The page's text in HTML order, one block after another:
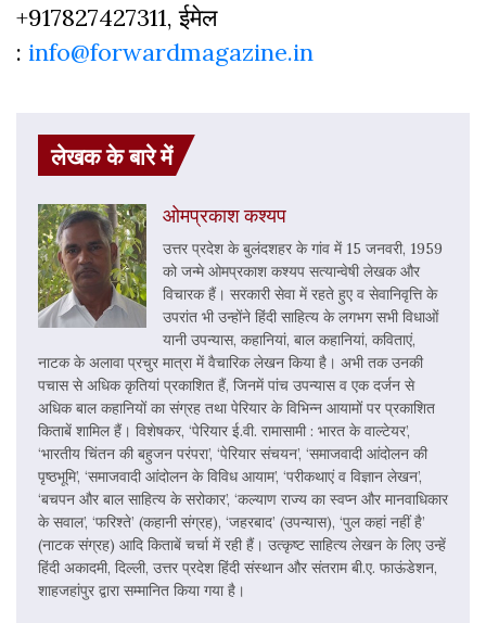
+917827427311, ईमेल
: info@forwardmagazine.in
लेखक के बारे में
ओमप्रकाश कश्यप
उत्तर प्रदेश के बुलंदशहर के गांव में 15 जनवरी, 1959
को जन्मे ओमप्रकाश कश्यप सत्यान्वेषी लेखक और
विचारक हैं। सरकारी सेवा में रहते हुए व सेवानिवृत्ति के
उपरांत भी उन्होंने हिंदी साहित्य के लगभग सभी विधाओं
यानी उपन्यास, कहानियां, बाल कहानियां, कविताएं,
नाटक के अलावा प्रचुर मात्रा में वैचारिक लेखन किया है। अभी तक उनकी
पचास से अधिक कृतियां प्रकाशित हैं, जिनमें पांच उपन्यास व एक दर्जन से
अधिक बाल कहानियों का संग्रह तथा पेरियार के विभिन्न आयामों पर प्रकाशित
किताबें शामिल हैं। विशेषकर, ‘पेरियार ई.वी. रामासामी : भारत के वाल्टेयर’,
‘भारतीय चिंतन की बहुजन परंपरा’, ‘पेरियार संचयन’, ‘समाजवादी आंदोलन की
पृष्ठभूमि’, ‘समाजवादी आंदोलन के विविध आयाम’, ‘परीकथाएं व विज्ञान लेखन’,
‘बचपन और बाल साहित्य के सरोकार’, ‘कल्याण राज्य का स्वप्न और मानवाधिकार
के सवाल’, ‘फरिश्ते’ (कहानी संग्रह), ‘जहरबाद’ (उपन्यास), ‘पुल कहां नहीं है’
(नाटक संग्रह) आदि किताबें चर्चा में रही हैं। उत्कृष्ट साहित्य लेखन के लिए उन्हें
हिंदी अकादमी, दिल्ली, उत्तर प्रदेश हिंदी संस्थान और संतराम बी.ए. फाऊंडेशन,
शाहजहांपुर द्वारा सम्मानित किया गया है।